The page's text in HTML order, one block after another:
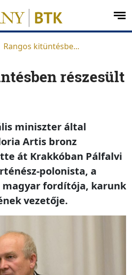
Rangos kitüntésbe...
részesült
miniszter által
Artis bronz
át Krakkóban Pálfalvi
polonista, a
fordítója, karunk
vezetője.